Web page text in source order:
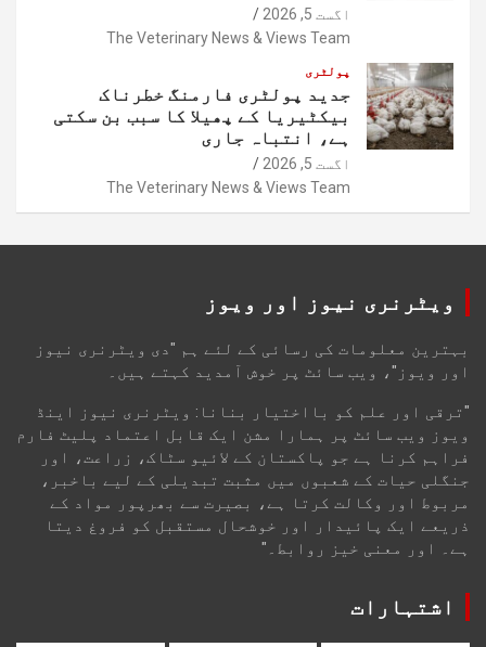
اگست 5, 2026
The Veterinary News & Views Team
پولٹری
جدید پولٹری فارمنگ خطرناک
بیکٹیریا کے پھیلا کا سبب بن سکتی
ہے، انتباہ جاری
اگست 5, 2026
The Veterinary News & Views Team
ویٹرنری نیوز اور ویوز
بہترین معلومات کی رسائی کے لئے ہم "دی ویٹرنری نیوز
اور ویوز"، ویب سائٹ پر خوش آمدید کہتے ہیں۔
"ترقی اور علم کو بااختیار بنانا: ویٹرنری نیوز اینڈ
ویوز ویب سائٹ پر ہمارا مشن ایک قابل اعتماد پلیٹ فارم
فراہم کرنا ہے جو پاکستان کے لائیو سٹاک، زراعت، اور
جنگلی حیات کے شعبوں میں مثبت تبدیلی کے لیے باخبر،
مربوط اور وکالت کرتا ہے، بصیرت سے بھرپور مواد کے
ذریعے ایک پائیدار اور خوشحال مستقبل کو فروغ دیتا
ہے۔ اور معنی خیز روابط۔"
اشتہارات